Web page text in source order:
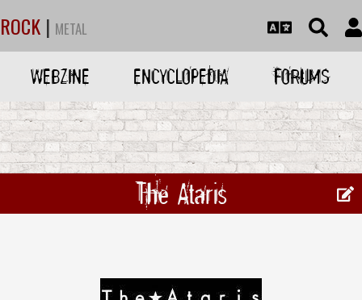
ROCK | METAL
WEBZINE ENCYCLOPEDIA FORUMS
The Ataris